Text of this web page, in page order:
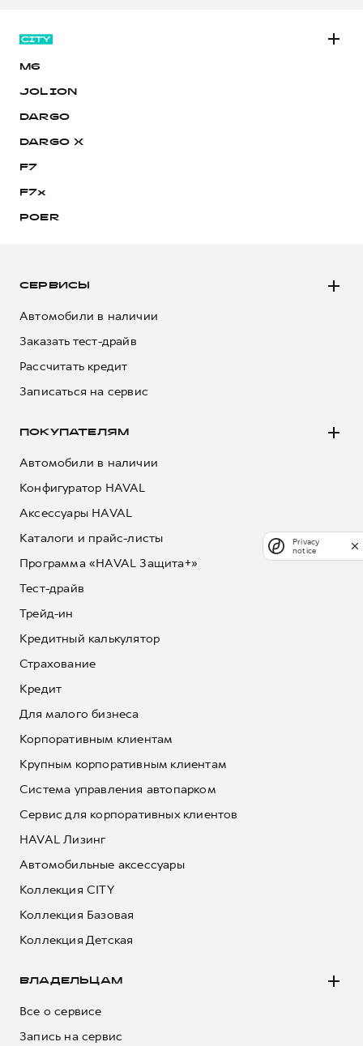
M6
JOLION
DARGO
DARGO Х
F7
F7x
POER
СЕРВИСЫ
Автомобили в наличии
Заказать тест-драйв
Рассчитать кредит
Записаться на сервис
ПОКУПАТЕЛЯМ
Автомобили в наличии
Конфигуратор HAVAL
Аксессуары HAVAL
Каталоги и прайс-листы
Программа «HAVAL Защита+»
Тест-драйв
Трейд-ин
Кредитный калькулятор
Страхование
Кредит
Для малого бизнеса
Корпоративным клиентам
Крупным корпоративным клиентам
Система управления автопарком
Сервис для корпоративных клиентов
HAVAL Лизинг
Автомобильные аксессуары
Коллекция CITY
Коллекция Базовая
Коллекция Детская
ВЛАДЕЛЬЦАМ
Все о сервисе
Запись на сервис
Privacy
notice